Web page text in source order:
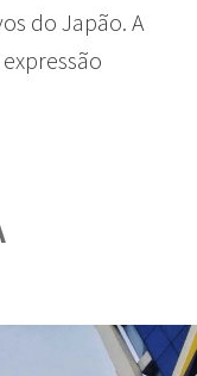
do Japão. A